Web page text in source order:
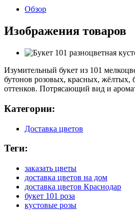
Обзор
Изображения товаров
Изумительный букет из 101
бутонов розовых, красных, жёлтых,
оттенков. Потрясающий вид и
Категории:
Доставка цветов
Теги:
заказать цветы
доставка цветов на дом
доставка цветов Краснодар
букет 101 роза
кустовые розы